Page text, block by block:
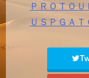
ＰＲＯＴＯ
ＵＳＰＧＡＴ